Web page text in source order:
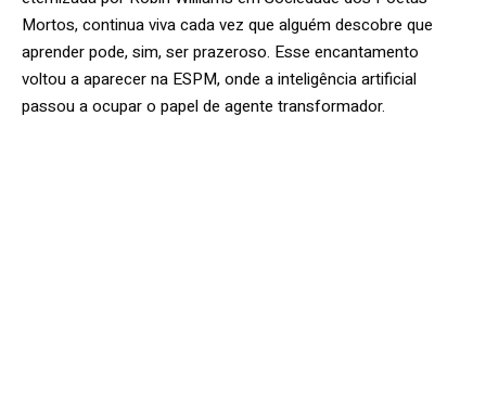
Mortos, continua viva cada vez que alguém descobre que
aprender pode, sim, ser prazeroso. Esse encantamento
voltou a aparecer na ESPM, onde a inteligência artificial
passou a ocupar o papel de agente transformador.